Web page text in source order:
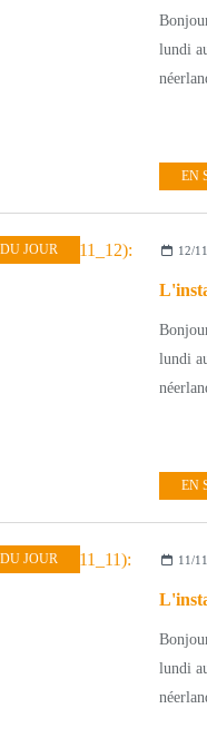
lundi
EN
JOUR 12/
lundi
EN
JOUR 11/
lundi